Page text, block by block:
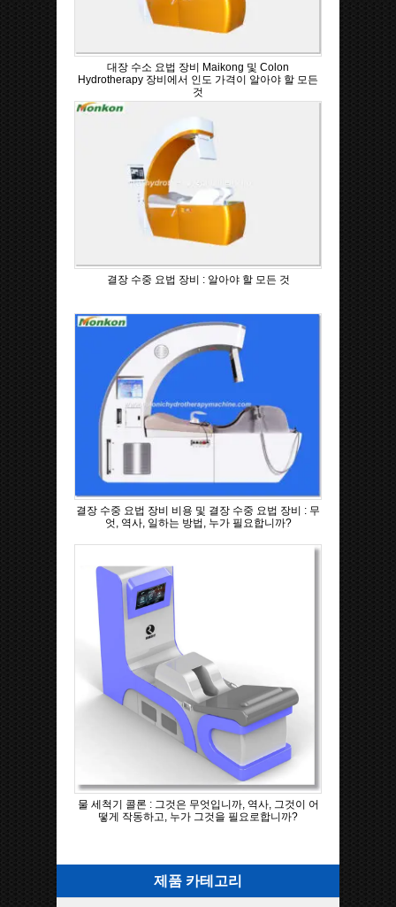
대장 수소 요법 장비 Maikong 및 Colon
Hydrotherapy 장비에서 인도 가격이 알아야 할 모든
것
결장 수중 요법 장비 : 알아야 할 모든 것
결장 수중 요법 장비 비용 및 결장 수중 요법 장비 : 무
엇, 역사, 일하는 방법, 누가 필요합니까?
물 세척기 콜론 : 그것은 무엇입니까, 역사, 그것이 어
떻게 작동하고, 누가 그것을 필요로합니까?
제품 카테고리